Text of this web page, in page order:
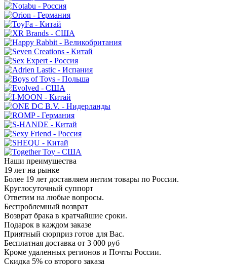
Наши преимущества
19 лет на рынке
Более 19 лет доставляем интим товары по России.
Круглосуточный суппорт
Ответим на любые вопросы.
Беспроблемный возврат
Возврат брака в кратчайшие сроки.
Подарок в каждом заказе
Приятный сюрприз готов для Вас.
Бесплатная доставка от 3 000 руб
Кроме удаленных регионов и Почты России.
Скидка 5% со второго заказа